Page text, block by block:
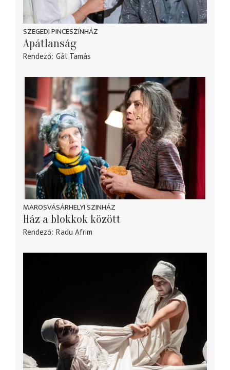
SZEGEDI PINCESZÍNHÁZ
Apátlanság
Rendező Gál Tamás
MAROSVÁSÁRHELYI SZINHÁZ
Ház a blokkok között
Rendező Radu Afrim